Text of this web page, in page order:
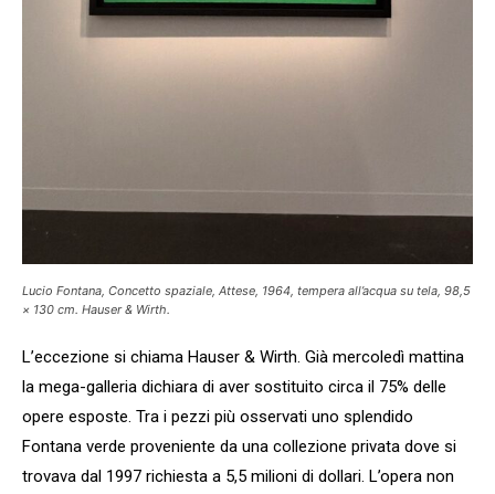
Lucio Fontana, Concetto spaziale, Attese, 1964, tempera all’acqua su tela, 98,5
× 130 cm. Hauser & Wirth.
L’eccezione si chiama Hauser & Wirth. Già mercoledì mattina
la mega-galleria dichiara di aver sostituito circa il 75% delle
opere esposte. Tra i pezzi più osservati uno splendido
Fontana verde proveniente da una collezione privata dove si
trovava dal 1997 richiesta a 5,5 milioni di dollari. L’opera non